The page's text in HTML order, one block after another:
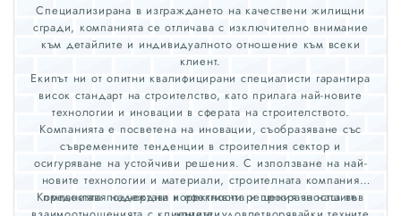
Специализирана в изграждането на качествени жилищни
сгради, компанията се отличава с изключително внимание
към детайлите и индивидуалното отношение към всеки
клиент.
Екипът ни от опитни квалифицирани специалисти гарантира
висок стандарт на строителство, като прилага най-новите
технологии и иновации в сферата на строителството.
Компанията е посветена на иновации, съобразяване със
съвременните тенденции в строителния сектор и
осигуряване на устойчиви решения. С използване на най-
новите технологии и материали, строителната компания
предоставя надеждни и ефективни решения за нашите
Компанията подчертава коректността и прозрачността във